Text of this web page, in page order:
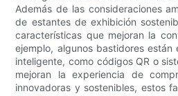
Además de las consideraciones
de estantes de exhibición
características que mejoran la
ejemplo, algunos bastidores
inteligente, como códigos QR o
mejoran la experiencia de
innovadoras y sostenibles, estos